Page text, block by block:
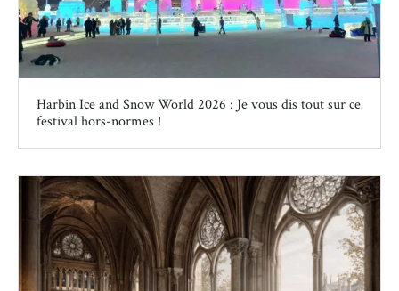
Harbin Ice and Snow World 2026 : Je vous dis tout sur ce
festival hors-normes !